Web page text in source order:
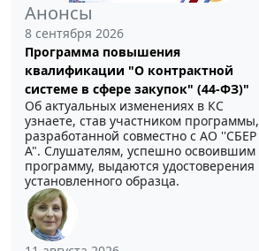
Анонсы
8 сентября 2026
Программа повышения
квалификации "О контрактной
системе в сфере закупок" (44-ФЗ)"
Об актуальных изменениях в КС
узнаете, став участником программы,
разработанной совместно с АО ''СБЕР
А". Слушателям, успешно освоившим
программу, выдаются удостоверения
установленного образца.